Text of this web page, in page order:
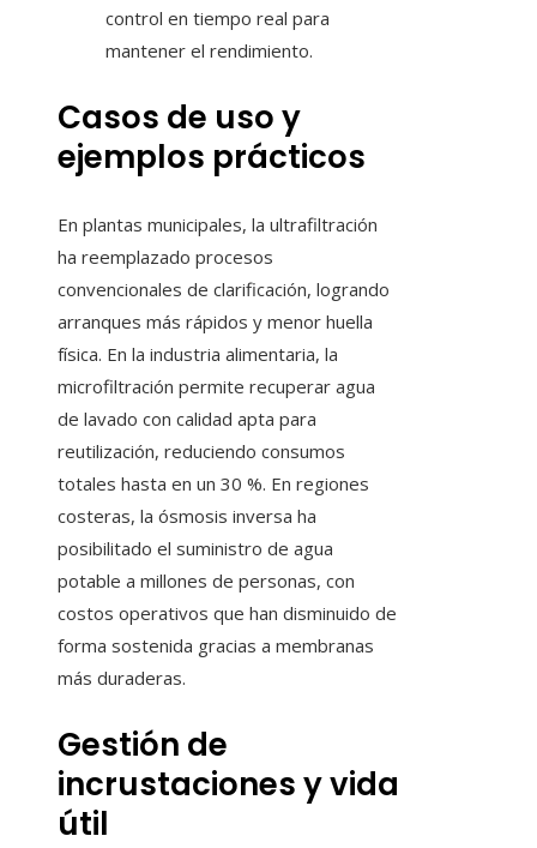
control en tiempo real para
mantener el rendimiento.
Casos de uso y
ejemplos prácticos
En plantas municipales, la ultrafiltración
ha reemplazado procesos
convencionales de clarificación, logrando
arranques más rápidos y menor huella
física. En la industria alimentaria, la
microfiltración permite recuperar agua
de lavado con calidad apta para
reutilización, reduciendo consumos
totales hasta en un 30 %. En regiones
costeras, la ósmosis inversa ha
posibilitado el suministro de agua
potable a millones de personas, con
costos operativos que han disminuido de
forma sostenida gracias a membranas
más duraderas.
Gestión de
incrustaciones y vida
útil